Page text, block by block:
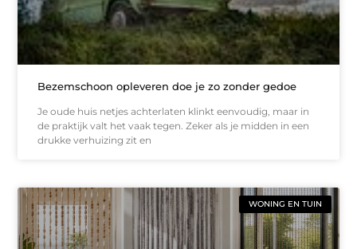
Bezemschoon opleveren doe je zo zonder gedoe
Je oude huis netjes achterlaten klinkt eenvoudig, maar in
de praktijk valt het vaak tegen. Zeker als je midden in een
drukke verhuizing zit en
WONING EN TUIN